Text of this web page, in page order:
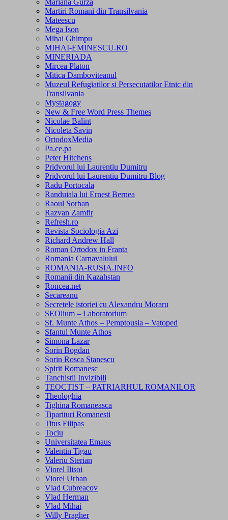
Martiri Romani din Transilvania
Mateescu
Mega Ison
Mihai Ghimpu
MIHAI-EMINESCU.RO
MINERIADA
Mircea Platon
Mitica Damboviteanul
Muzeul Refugiatilor si Persecutatilor Etnic din
Transilvania
Mystagogy
New & Free Word Press Themes
Nicolae Balint
Nicoleta Savin
OrtodoxMedia
Pa.ce.pa
Peter Hitchens
Pridvorul lui Laurentiu Dumitru
Pridvorul lui Laurentiu Dumitru Blog
Radu Portocala
Randuiala lui Ernest Bernea
Raoul Sorban
Razvan Zamfir
Refresh.ro
Revista Sociologia Azi
Richard Andrew Hall
Roman Ortodox in Franta
Romania Carnavalului
ROMANIA-RUSIA.INFO
Romanii din Kazahstan
Roncea.net
Secareanu
Secretele istoriei cu Alexandru Moraru
SEOlium – Laboratorium
Sf. Munte Athos – Pemptousia – Vatoped
Sfantul Munte Athos
Simona Lazar
Sorin Bogdan
Sorin Rosca Stanescu
Spirit Romanesc
Tanchistii Invizibili
TEOCTIST – PATRIARHUL ROMANILOR
Theologhia
Tighina Romaneasca
Tiparituri Romanesti
Titus Filipas
Tociu
Universitatea Emaus
Valentin Tigau
Valeriu Sterian
Viorel Ilisoi
Viorel Urban
Vlad Cubreacov
Vlad Herman
Vlad Mihai
Willy Pragher